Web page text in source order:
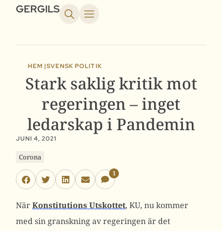
GERGILS
HEM |SVENSK POLITIK
Stark saklig kritik mot
regeringen – inget
ledarskap i Pandemin
JUNI 4, 2021
Corona
1
NärKonstitutions Utskottet, KU, nu kommer
med sin granskning av regeringen är det